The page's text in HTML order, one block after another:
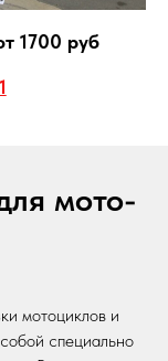
1700 руб
мото-
мотоциклов и
специально